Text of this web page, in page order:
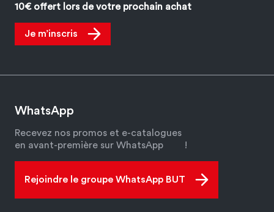
10€ offert lors de votre prochain achat
Je m’inscris
WhatsApp
Recevez nos promos et e-catalogues
en avant-première sur WhatsApp
!
Rejoindre le groupe WhatsApp BUT